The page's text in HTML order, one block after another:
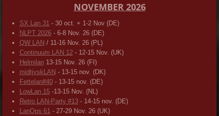
NOVEMBER 2026
SX Lan 31 - 30 oct. + 1-2 Nov (DE)
NLPT 2026- 6-8 Nov. 26 (DE)
QW LAN / 11-16 Nov. 26 (PL)
Continuum LAN 12- 12-15 Nov. (UK)
Helmilan13-15 Nov. 26 (FI)
midtjyskLAN - 13-15 nov. (DK)
Fettelan#40- 13-15 nov. (DE)
LowLan 15-13-15 Nov. (NL)
Retro LAN-Party #13- 14-15 nov. (DE)
LanOps 61 - 27-29 Nov. 26 (UK)